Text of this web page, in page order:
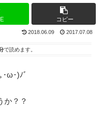
コピー
2018.06.09 2017.07.08
で読めます。
･ω･)ﾉﾞ
か？？